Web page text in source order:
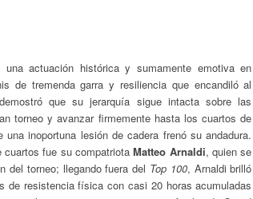
una actuación histórica y sumamente emotiva en
de tremenda garra y resiliencia que encandiló al
demostró que su jerarquía sigue intacta sobre las
torneo y avanzar firmemente hasta los cuartos de
una inoportuna lesión de cadera frenó su andadura.
cuartos fue su compatriotaMatteo Arnaldi, quien se
del torneo; llegando fuera del Top 100, Arnaldi brilló
de resistencia física con casi 20 horas acumuladas